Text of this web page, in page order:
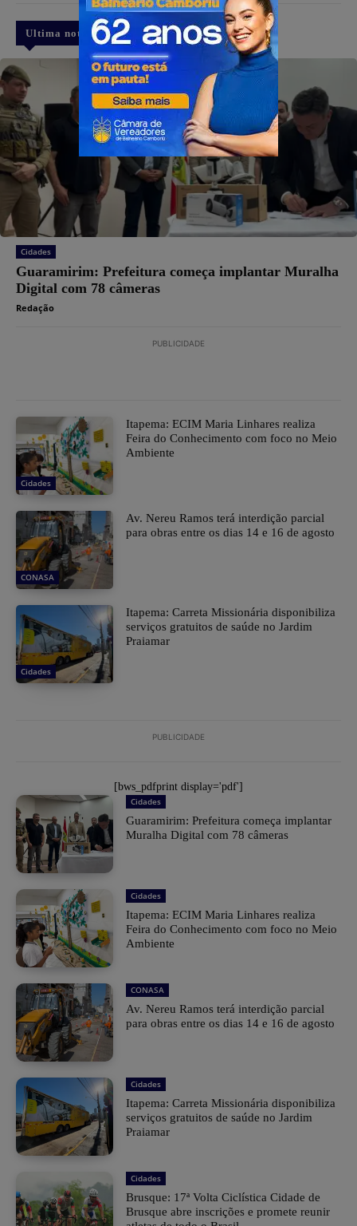
Ultima notícia
Cidades
Guaramirim: Prefeitura começa implantar Muralha
Digital com 78 câmeras
Redação
PUBLICIDADE
Cidades
Itapema: ECIM Maria Linhares realiza
Feira do Conhecimento com foco no Meio
Ambiente
CONASA
Av. Nereu Ramos terá interdição parcial
para obras entre os dias 14 e 16 de agosto
Cidades
Itapema: Carreta Missionária disponibiliza
serviços gratuitos de saúde no Jardim
Praiamar
PUBLICIDADE
[bws_pdfprint display='pdf']
Cidades
Guaramirim: Prefeitura começa implantar
Muralha Digital com 78 câmeras
Cidades
Itapema: ECIM Maria Linhares realiza
Feira do Conhecimento com foco no Meio
Ambiente
CONASA
Av. Nereu Ramos terá interdição parcial
para obras entre os dias 14 e 16 de agosto
Cidades
Itapema: Carreta Missionária disponibiliza
serviços gratuitos de saúde no Jardim
Praiamar
Cidades
Brusque: 17ª Volta Ciclística Cidade de
Brusque abre inscrições e promete reunir